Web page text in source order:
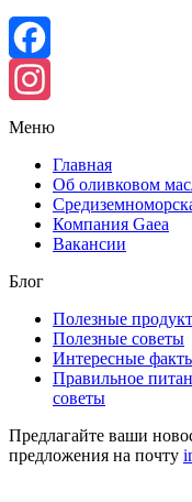
Facebook
Instagram
Меню
Главная
Об оливковом
Компания Gaea
Вакансии
Блог
Полезные
Полезные советы
Интересные
Правильное
советы
Предлагайте ваши
предложения на почту